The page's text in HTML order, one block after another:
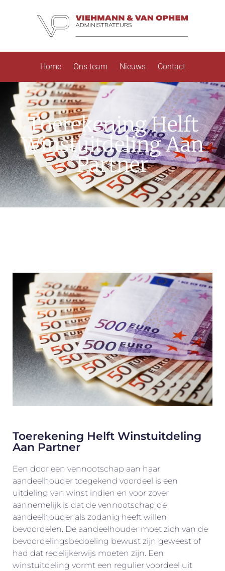
Home Ons team Nieuws Contact
Toerekening Helft
Winstuitdeling Aan
Partner
Toerekening Helft Winstuitdeling
Aan Partner
Een door een vennootschap aan haar
aandeelhouder toegekend voordeel is een
uitdeling van winst indien en voor zover
aannemelijk is dat de vennootschap de
aandeelhouder als zodanig heeft willen
bevoordelen. De aandeelhouder moet zich van de
bevoordelingsbedoeling bewust zijn geweest of
had dat redelijkerwijs moeten zijn. Een
winstuitdeling vormt een regulier voordeel uit